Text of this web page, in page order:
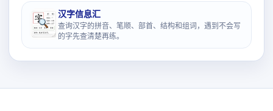
汉字信息汇
查询汉字的拼音、笔顺、部首、结构和组词，遇到不会写
的字先查清楚再练。